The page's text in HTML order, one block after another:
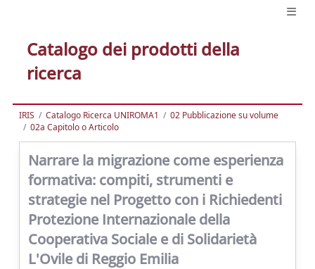
Catalogo dei prodotti della
ricerca
IRIS Catalogo Ricerca UNIROMA1
02 Pubblicazione su volume
02a Capitolo o Articolo
Narrare la migrazione come esperienza
formativa: compiti, strumenti e
strategie nel Progetto con i Richiedenti
Protezione Internazionale della
Cooperativa Sociale e di Solidarietà
L'Ovile di Reggio Emilia